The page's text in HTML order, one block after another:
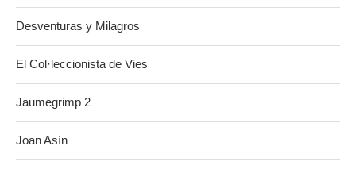
Desventuras y Milagros
El Col·leccionista de Vies
Jaumegrimp 2
Joan Asín